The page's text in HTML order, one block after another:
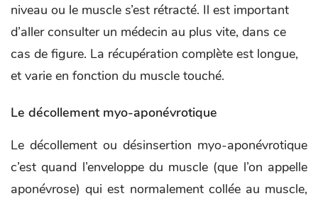
niveau ou le muscle s’est rétracté. Il est important
d’aller consulter un médecin au plus vite, dans ce
cas de figure. La récupération complète est longue,
et varie en fonction du muscle touché.
Le décollement myo-aponévrotique
Le décollement ou désinsertion myo-aponévrotique
c’est quand l’enveloppe du muscle (que l’on appelle
aponévrose) qui est normalement collée au muscle,